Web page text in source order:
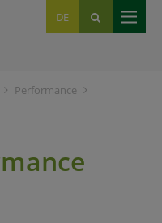
DE
IT
EN
Performance